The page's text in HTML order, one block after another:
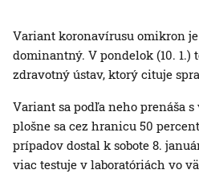
Variant koronavírusu omikron
dominantný. V pondelok (10.
zdravotný ústav, ktorý cituje
Variant sa podľa neho prenáša
plošne sa cez hranicu 50
prípadov dostal k sobote 8.
viac testuje v laboratóriách vo